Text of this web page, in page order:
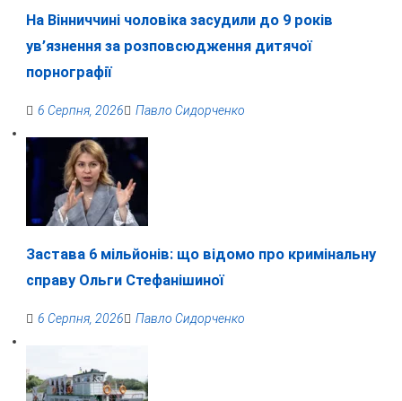
На Вінниччині чоловіка засудили до 9 років
ув’язнення за розповсюдження дитячої
порнографії
6 Серпня, 2026 Павло Сидорченко
Застава 6 мільйонів: що відомо про кримінальну
справу Ольги Стефанішиної
6 Серпня, 2026 Павло Сидорченко